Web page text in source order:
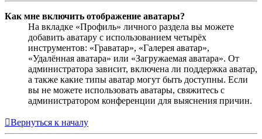
Как мне включить отображение аватары?
На вкладке «Профиль» личного раздела вы можете
добавить аватару с использованием четырёх
инструментов: «Граватар», «Галерея аватар»,
«Удалённая аватара» или «Загружаемая аватара». От
администратора зависит, включена ли поддержка аватар,
а также какие типы аватар могут быть доступны. Если
вы не можете использовать аватары, свяжитесь с
администратором конференции для выяснения причин.
Вернуться к началу